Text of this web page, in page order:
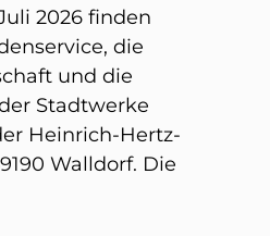
2026 finden
die
und die
Stadtwerke
Heinrich-Hertz-
Walldorf. Die